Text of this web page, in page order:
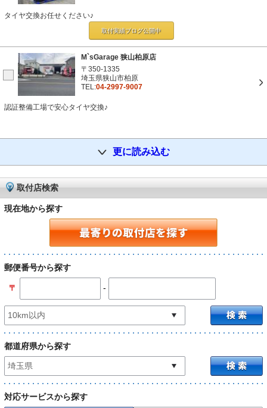
タイヤ交換お任せください♪
取付実績ブログ公開中
M`sGarage 狭山柏原店
〒350-1335
埼玉県狭山市柏原
TEL:04-2997-9007
認証整備工場で安心タイヤ交換♪
更に読み込む
取付店検索
現在地から探す
郵便番号から探す
〒 -
都道府県から探す
対応サービスから探す